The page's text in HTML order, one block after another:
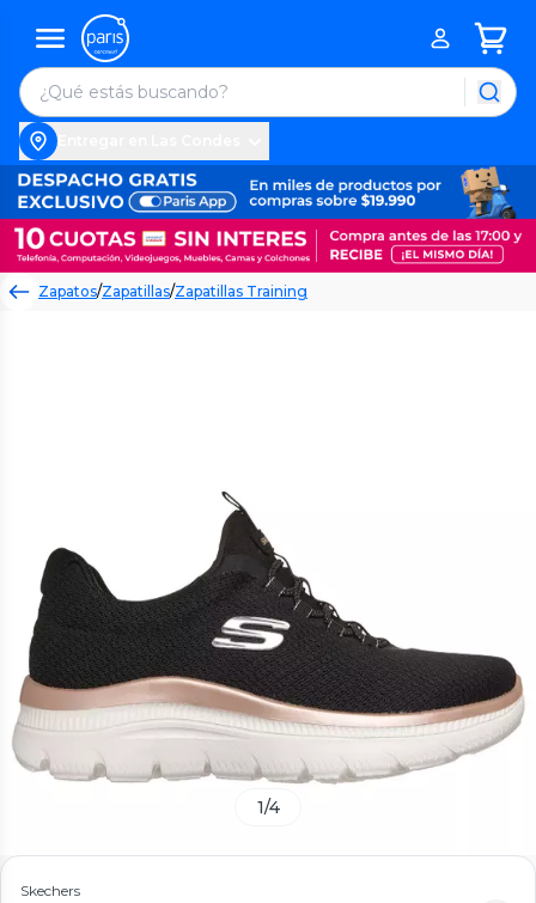
Zapatos/Zapatillas/Zapatillas Training
1/4
Skechers